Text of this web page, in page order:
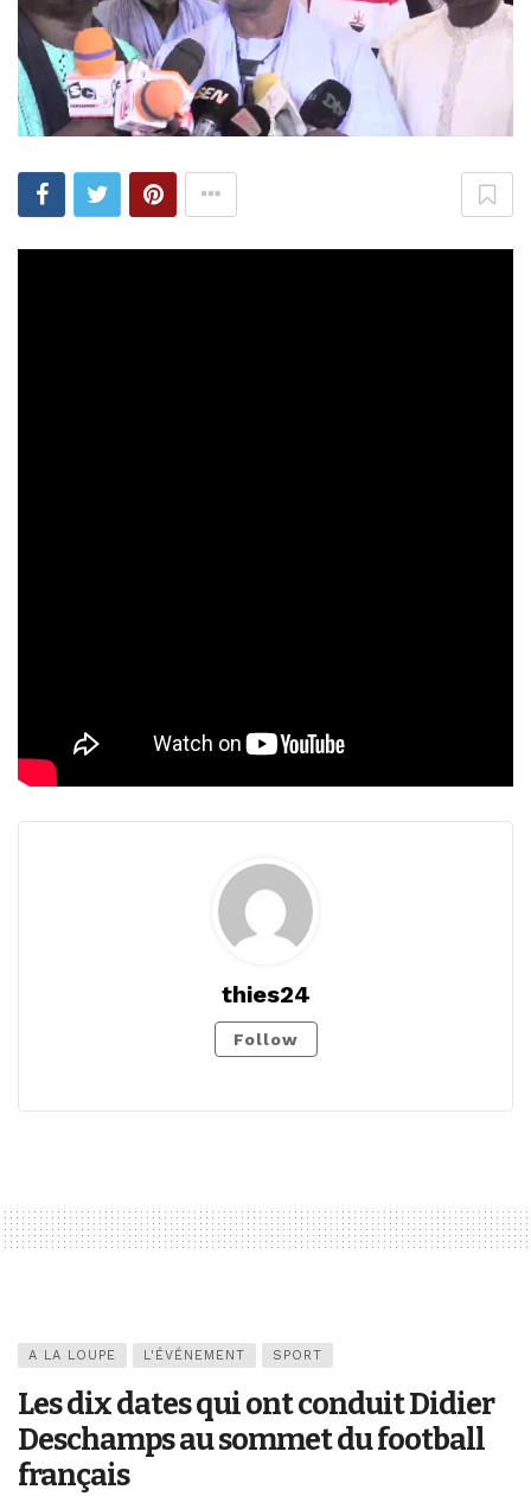
thies24
Follow
A LA LOUPE L'ÉVÉNEMENT SPORT
Les dix dates qui ont conduit Didier
Deschamps au sommet du football
français